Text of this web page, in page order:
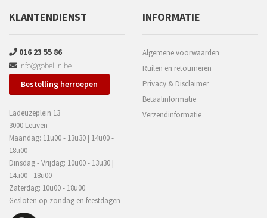
KLANTENDIENST
016 23 55 86
info@gobelijn.be
Bestelling herroepen
Ladeuzeplein 13
3000 Leuven
Maandag: 11u00 - 13u30 | 14u00 -
18u00
Dinsdag - Vrijdag: 10u00 - 13u30 |
14u00 - 18u00
Zaterdag: 10u00 - 18u00
Gesloten op zondag en feestdagen
INFORMATIE
Algemene voorwaarden
Ruilen en retourneren
Privacy & Disclaimer
Betaalinformatie
Verzendinformatie